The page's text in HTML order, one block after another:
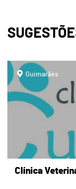
page
Guimarães
Clínica